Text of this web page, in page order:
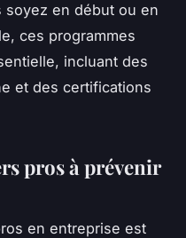
soyez en début ou en
ces programmes
incluant des
et des certifications
pros à prévenir
en entreprise est